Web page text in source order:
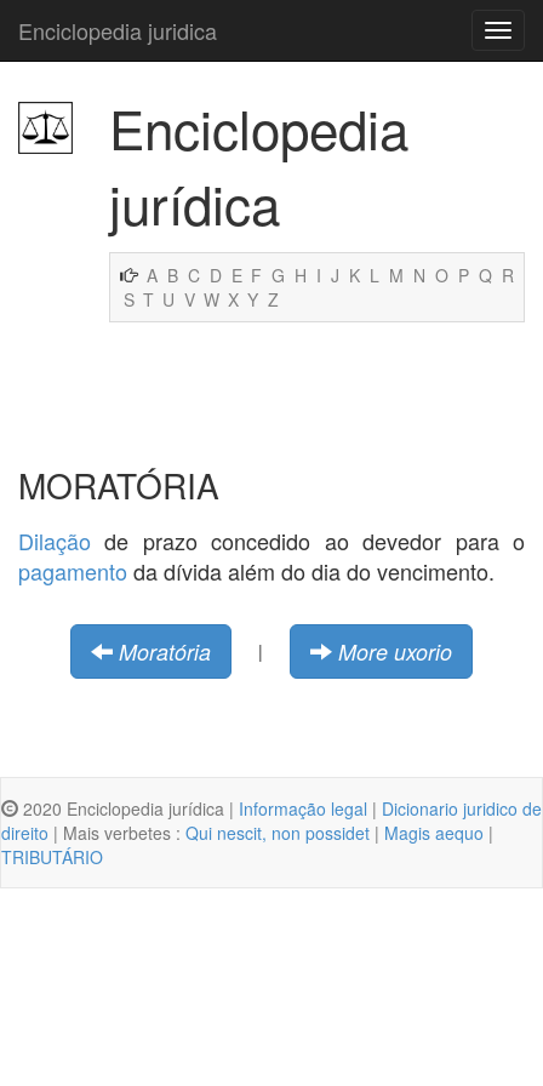
Enciclopedia juridica
Enciclopedia
jurídica
A B C D E F G H I J K L M N O P Q R
S T U V W X Y Z
MORATÓRIA
Dilação de prazo concedido ao devedor para o
pagamento da dívida além do dia do vencimento.
Moratória | More uxorio
2020 Enciclopedia jurídica | Informação legal | Dicionario juridico de
direito | Mais verbetes : Qui nescit, non possidet | Magis aequo |
TRIBUTÁRIO